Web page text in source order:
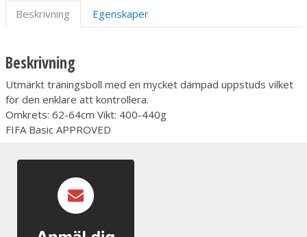
Beskrivning Egenskaper
Beskrivning
Utmärkt träningsboll med en mycket dämpad uppstuds vilket
för den enklare att kontrollera.
Omkrets: 62-64cm Vikt: 400-440g
FIFA Basic APPROVED